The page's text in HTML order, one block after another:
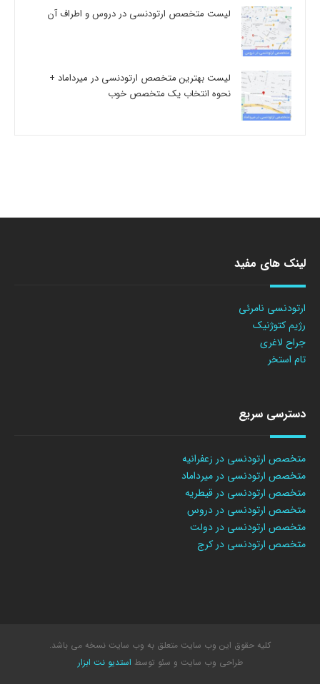
لیست متخصص ارتودنسی در دروس و اطراف آن
لیست بهترین متخصص ارتودنسی در میرداماد +
نحوه انتخاب یک متخصص خوب
لینک های مفید
ارتودنسی نامرئی
رژیم کتوژنیک
جراح لاغری
تام استخر
دسترسی سریع
متخصص ارتودنسی در زعفرانیه
متخصص ارتودنسی در میرداماد
متخصص ارتودنسی در قیطریه
متخصص ارتودنسی در دروس
متخصص ارتودنسی در دولت
متخصص ارتودنسی در کرج
کلیه حقوق این وب سایت متعلق به وب سایت نسخه می باشد.
طراحی وب سایت و سئو توسط استدیو نت ابزار